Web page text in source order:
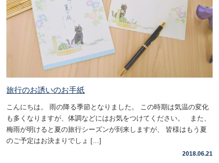
旅行のお誘いのお手紙
こんにちは。 雨の降る季節となりました。 この時期は気温の変化
も多くなりますが、体調などにはお気をつけてください。 また、
梅雨が明けると夏の旅行シーズンが到来しますが、 皆様はもう夏
のご予定はお決まりでしょ […]
2018.06.21